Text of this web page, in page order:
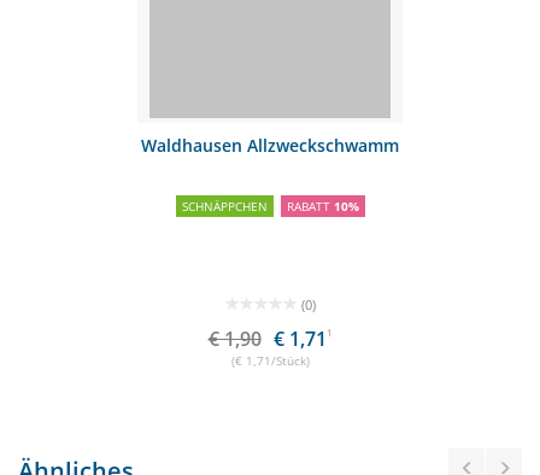
Waldhausen Allzweckschwamm
SCHNÄPPCHEN RABATT 10%
(0)
€ 1,90 € 1,71 1
(€ 1,71/Stück)